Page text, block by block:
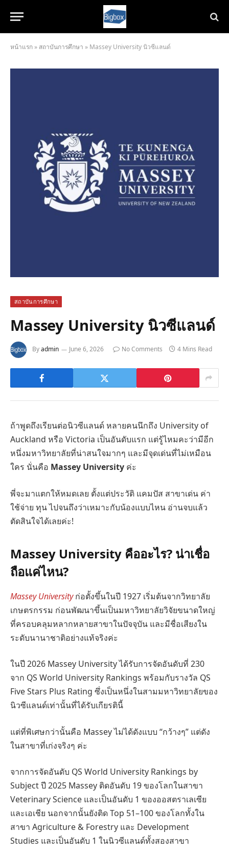
หน้าแรก » สถาบันการศึกษา » Massey University นิวซีแลนด์
สถาบันการศึกษา
Massey University นิวซีแลนด์
Byadmin June 6, 2026 No Comments 4 Mins Read
ถ้าพูดถึงเรียนต่อนิวซีแลนด์ หลายคนนึกถึง University of
Auckland หรือ Victoria เป็นอันดับแรก แต่รู้ไหมคะว่ามีอีก
หนึ่งมหาวิทยาลัยที่น่าสนใจมากๆ และมีจุดเด่นที่ไม่เหมือน
ใคร นั่นคือ Massey University ค่ะ
พี่จะมาแตกให้หมดเลย ตั้งแต่ประวัติ แคมปัส สาขาเด่น ค่า
ใช้จ่าย ทุน ไปจนถึงว่าเหมาะกับน้องแบบไหน อ่านจบแล้ว
ตัดสินใจได้เลยค่ะ!
Massey University คืออะไร? น่าเชื่อ
ถือแค่ไหน?
Massey Universityก่อตั้งขึ้นในปี 1927 เริ่มต้นจากวิทยาลัย
เกษตรกรรม ก่อนพัฒนาขึ้นเป็นมหาวิทยาลัยวิจัยขนาดใหญ่
ที่ครอบคลุมหลากหลายสาขาในปัจจุบัน และมีชื่อเสียงใน
ระดับนานาชาติอย่างแท้จริงค่ะ
ในปี 2026 Massey University ได้รับการจัดอันดับที่ 230
จาก QS World University Rankings พร้อมกับรางวัล QS
Five Stars Plus Rating ซึ่งเป็นหนึ่งในสามมหาวิทยาลัยของ
นิวซีแลนด์เท่านั้นที่ได้รับเกียรตินี้
แต่ที่พิเศษกว่านั้นคือ Massey ไม่ได้ดังแบบ “กว้างๆ” แต่ดัง
ในสาขาที่เก่งจริงๆ ค่ะ
จากการจัดอันดับ QS World University Rankings by
Subject ปี 2025 Massey ติดอันดับ 19 ของโลกในสาขา
Veterinary Science และเป็นอันดับ 1 ของออสตราเลเซีย
และเอเชีย นอกจากนั้นยังติด Top 51–100 ของโลกทั้งใน
สาขา Agriculture & Forestry และ Development
Studies และเป็นอันดับ 1 ในนิวซีแลนด์ทั้งสองสาขา